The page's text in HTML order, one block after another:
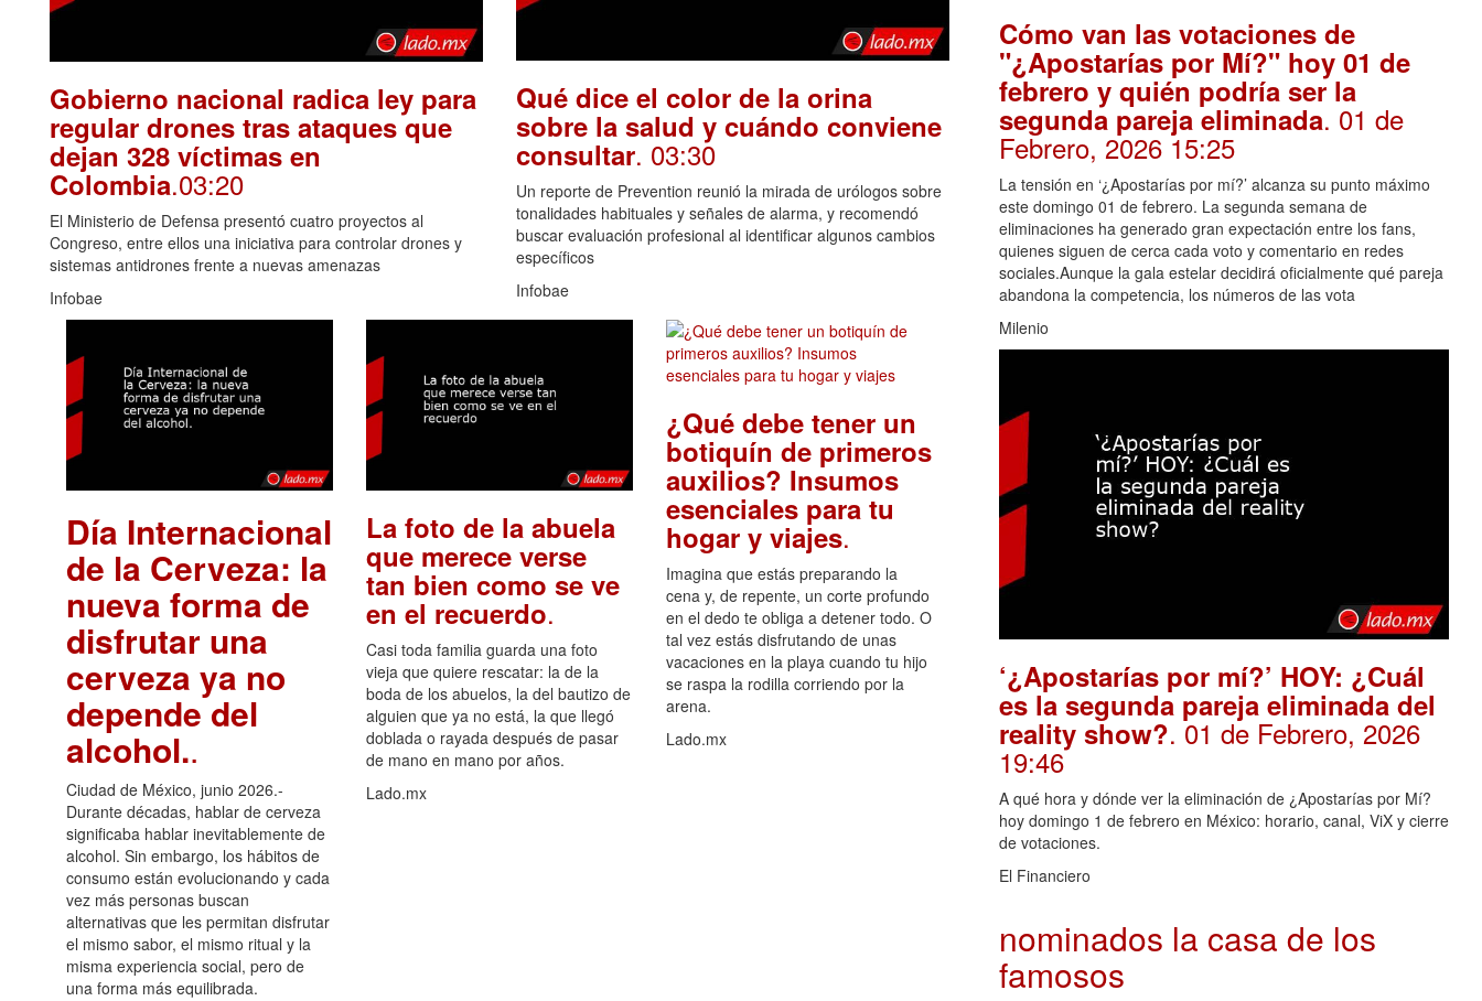
Gobierno nacional radica ley para
regular drones tras ataques que
dejan 328 víctimas en
Colombia.03:20
El Ministerio de Defensa presentó cuatro proyectos al
Congreso, entre ellos una iniciativa para controlar drones y
sistemas antidrones frente a nuevas amenazas
Infobae
Qué dice el color de la orina
sobre la salud y cuándo conviene
consultar. 03:30
Un reporte de Prevention reunió la mirada de urólogos sobre
tonalidades habituales y señales de alarma, y recomendó
buscar evaluación profesional al identificar algunos cambios
específicos
Infobae
Día Internacional
de la Cerveza: la
nueva forma de
disfrutar una
cerveza ya no
depende del
alcohol..
Ciudad de México, junio 2026.-
Durante décadas, hablar de cerveza
significaba hablar inevitablemente de
alcohol. Sin embargo, los hábitos de
consumo están evolucionando y cada
vez más personas buscan
alternativas que les permitan disfrutar
el mismo sabor, el mismo ritual y la
misma experiencia social, pero de
una forma más equilibrada.
La foto de la abuela
que merece verse
tan bien como se ve
en el recuerdo.
Casi toda familia guarda una foto
vieja que quiere rescatar: la de la
boda de los abuelos, la del bautizo de
alguien que ya no está, la que llegó
doblada o rayada después de pasar
de mano en mano por años.
Lado.mx
¿Qué debe tener un
botiquín de primeros
auxilios? Insumos
esenciales para tu
hogar y viajes.
Imagina que estás preparando la
cena y, de repente, un corte profundo
en el dedo te obliga a detener todo. O
tal vez estás disfrutando de unas
vacaciones en la playa cuando tu hijo
se raspa la rodilla corriendo por la
arena.
Lado.mx
Cómo van las votaciones de
"¿Apostarías por Mí?" hoy 01 de
febrero y quién podría ser la
segunda pareja eliminada. 01 de
Febrero, 2026 15:25
La tensión en ‘¿Apostarías por mí?’ alcanza su punto máximo
este domingo 01 de febrero. La segunda semana de
eliminaciones ha generado gran expectación entre los fans,
quienes siguen de cerca cada voto y comentario en redes
sociales.Aunque la gala estelar decidirá oficialmente qué pareja
abandona la competencia, los números de las vota
Milenio
‘¿Apostarías por mí?’ HOY: ¿Cuál
es la segunda pareja eliminada del
reality show?. 01 de Febrero, 2026
19:46
A qué hora y dónde ver la eliminación de ¿Apostarías por Mí?
hoy domingo 1 de febrero en México: horario, canal, ViX y cierre
de votaciones.
El Financiero
nominados la casa de los
famosos